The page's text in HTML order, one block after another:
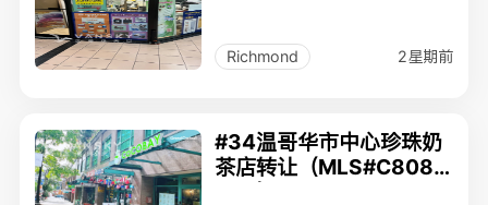
Richmond 2星期前
#34温哥华市中心珍珠奶
茶店转让（MLS#C8080